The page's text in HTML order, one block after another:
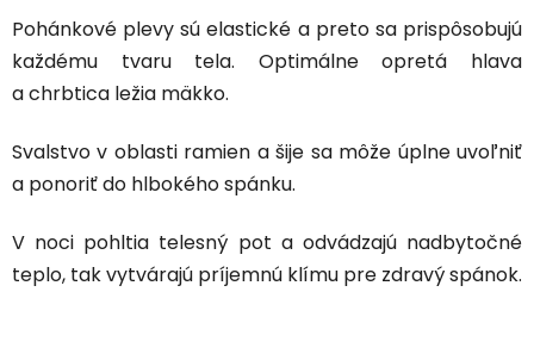
Pohánkové plevy sú elastické a preto sa prispôsobujú
každému tvaru tela. Optimálne opretá hlava
a chrbtica ležia mäkko.
Svalstvo v oblasti ramien a šije sa môže úplne uvoľniť
a ponoriť do hlbokého spánku.
V noci pohltia telesný pot a odvádzajú nadbytočné
teplo, tak vytvárajú príjemnú klímu pre zdravý spánok.